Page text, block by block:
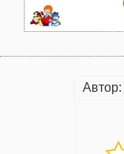
Автор: